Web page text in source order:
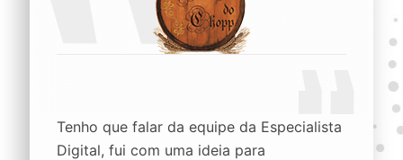
Tenho que falar da equipe da Especialista
Digital, fui com uma ideia para